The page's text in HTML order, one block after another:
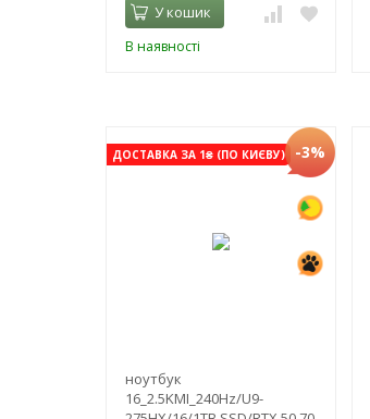
У кошик
В наявності
ДОСТАВКА ЗА 1₴ (ПО КИЄВУ) -3%
ноутбук
16_2.5KMI_240Hz/U9-